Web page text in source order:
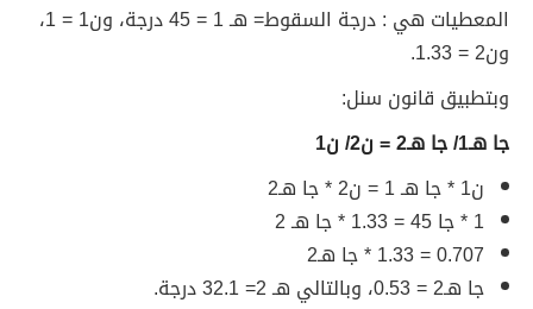
المعطيات هي : درجة السقوط= هـ 1 = 45 درجة، ون1 = 1،
ون2 = 1.33.
وبتطبيق قانون سنل:
جا هـ1/ جا هـ2 = ن2/ ن1
ن1 * جا هـ 1 = ن2 * جا هـ2
1 * جا 45 = 1.33 * جا هـ 2
0.707 = 1.33 * جا هـ2
جا هـ2 = 0.53، وبالتالي هـ 2= 32.1 درجة.